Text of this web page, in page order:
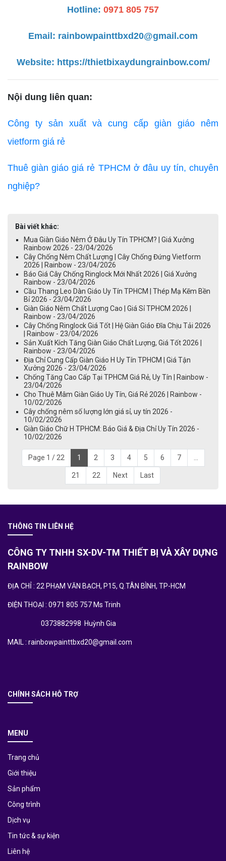
Hotline: 0971 805 757
Email: rainbowpainttbxd20@gmail.com
Website: https://thietbixaydungrainbow.com/
Nội dung liên quan:
Công ty sản xuất và cung cấp giàn giáo nêm
vietform giá rẻ
Thuê giàn giáo giá rẻ TPHCM ở đâu uy tín, chuyên
nghiệp?
Bài viết khác:
Mua Giàn Giáo Nêm Ở Đâu Uy Tín TPHCM? | Giá Xưởng
Rainbow 2026 - 23/04/2026
Cây Chống Nêm Chất Lượng | Cây Chống Đứng Vietform
2026 | Rainbow - 23/04/2026
Báo Giá Cây Chống Ringlock Mới Nhất 2026 | Giá Xưởng
Rainbow - 23/04/2026
Cầu Thang Leo Dàn Giáo Uy Tín TPHCM | Thép Mạ Kẽm Bền
Bỉ 2026 - 23/04/2026
Giàn Giáo Nêm Chất Lượng Cao | Giá Sỉ TPHCM 2026 |
Rainbow - 23/04/2026
Cây Chống Ringlock Giá Tốt | Hệ Giàn Giáo Đĩa Chịu Tải 2026
| Rainbow - 23/04/2026
Sản Xuất Kích Tăng Giàn Giáo Chất Lượng, Giá Tốt 2026 |
Rainbow - 23/04/2026
Địa Chỉ Cung Cấp Giàn Giáo H Uy Tín TPHCM | Giá Tận
Xưởng 2026 - 23/04/2026
Chống Tăng Cao Cấp Tại TPHCM Giá Rẻ, Uy Tín | Rainbow -
23/04/2026
Cho Thuê Mâm Giàn Giáo Uy Tín, Giá Rẻ 2026 | Rainbow -
10/02/2026
Cây chống nêm số lượng lớn giá sỉ, uy tín 2026 -
10/02/2026
Giàn Giáo Chữ H TPHCM: Báo Giá & Địa Chỉ Uy Tín 2026 -
10/02/2026
Page 1 / 22 1 2 3 4 5 6 7 ...
21 22 Next Last
THÔNG TIN LIÊN HỆ
CÔNG TY TNHH SX-DV-TM THIẾT BỊ VÀ XÂY DỰNG
RAINBOW
ĐỊA CHỈ : 22 PHẠM VĂN BẠCH, P15, Q.TÂN BÌNH, TP-HCM
ĐIỆN THOẠI : 0971 805 757 Ms Trinh
0373882998 Huỳnh Gia
MAIL : rainbowpainttbxd20@gmail.com
CHÍNH SÁCH HỖ TRỢ
MENU
Trang chủ
Giới thiệu
Sản phẩm
Công trình
Dịch vụ
Tin tức & sự kiện
Liên hệ